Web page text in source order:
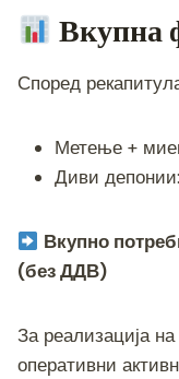
Вкупна
Според
Метење +
Диви
Вкупно
(без ДДВ)
За реализација
оперативни